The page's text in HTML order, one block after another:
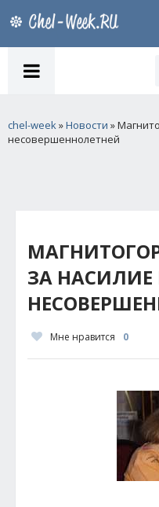
chel-week»Новости »
несовершеннолетней
ЗА
Мне нравится 0